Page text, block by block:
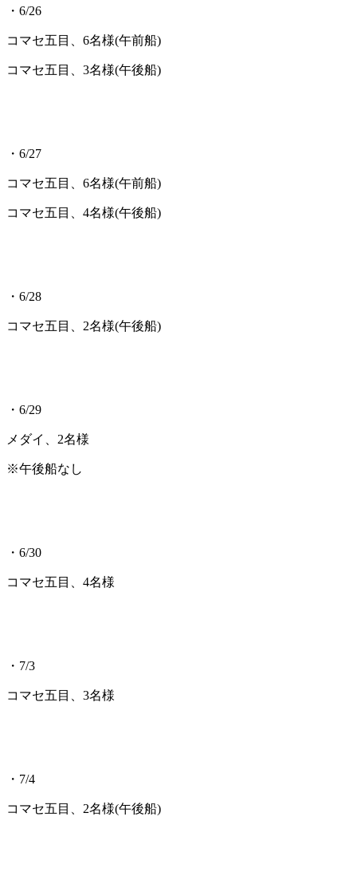
・6/26
コマセ五目、6名様(午前船)
コマセ五目、3名様(午後船)
・6/27
コマセ五目、6名様(午前船)
コマセ五目、4名様(午後船)
・6/28
コマセ五目、2名様(午後船)
・6/29
メダイ、2名様
※午後船なし
・6/30
コマセ五目、4名様
・7/3
コマセ五目、3名様
・7/4
コマセ五目、2名様(午後船)